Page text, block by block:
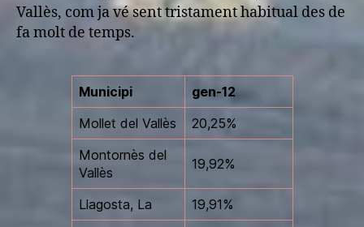
Vallès, com ja vé sent tristament habitual des de
fa molt de temps.
Municipi
gen-12
Mollet del Vallès
20,25%
Montornès del
Vallès
19,92%
Llagosta, La
19,91%